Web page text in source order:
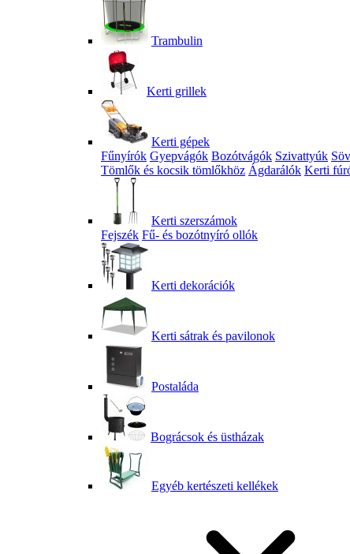
Trambulin
Kerti grillek
Kerti gépek
Fűnyírók Gyepvágók Bozótvágók Szivattyúk
Tömlők és kocsik tömlőkhöz Ágdarálók Kerti
Kerti szerszámok
Fejszék Fű- és bozótnyíró ollók
Kerti dekorációk
Kerti sátrak és pavilonok
Postaláda
Bográcsok és üstházak
Egyéb kertészeti kellékek